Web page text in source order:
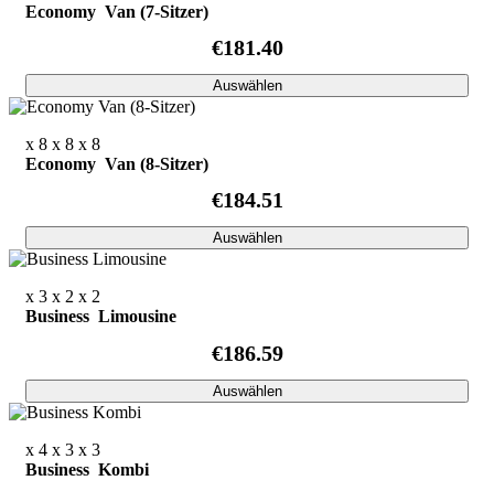
Economy Van (7-Sitzer)
€181.40
Auswählen
x 8 x 8 x 8
Economy Van (8-Sitzer)
€184.51
Auswählen
x 3 x 2 x 2
Business Limousine
€186.59
Auswählen
x 4 x 3 x 3
Business Kombi